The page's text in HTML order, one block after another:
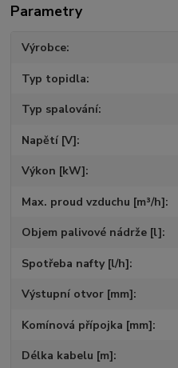
Parametry
Výrobce
Typ topidla
Typ spalování
Napětí [V]
Výkon [kW]
Max. proud vzduchu [m³/h]
Objem palivové nádrže [l]
Spotřeba nafty [l/h]
Výstupní otvor [mm]
Komínová přípojka [mm]
Délka kabelu [m]